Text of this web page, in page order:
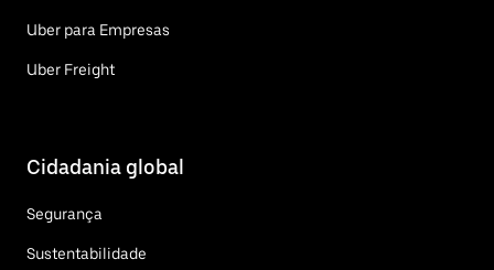
Uber para Empresas
Uber Freight
Cidadania global
Segurança
Sustentabilidade